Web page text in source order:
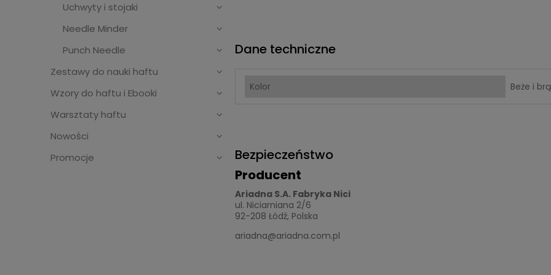
Uchwyty i stojaki
Needle Minder
Punch Needle
Zestawy do nauki haftu
Wzory do haftu i Ebooki
Warsztaty haftu
Nowości
Promocje
Dane techniczne
Kolor Beże i
Bezpieczeństwo
Producent
Ariadna S.A. Fabryka Nici
ul. Niciarniana 2/6
92-208 Łódź, Polska
ariadna@ariadna.com.pl